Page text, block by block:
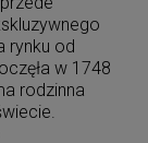
rynku od
w 1748
rodzinna